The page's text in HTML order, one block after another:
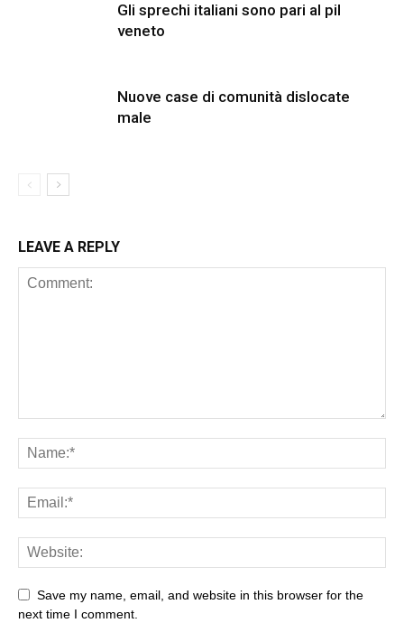
Gli sprechi italiani sono pari al pil
veneto
Nuove case di comunità dislocate
male
LEAVE A REPLY
Save my name, email, and website in this browser for the
next time I comment.